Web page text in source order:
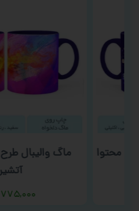
محتوا
ماگ والیبال
۷۷۵,۰۰۰